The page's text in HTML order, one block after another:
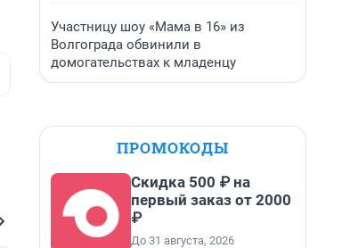
Участницу шоу «Мама в 16» из
Волгограда обвинили в
домогательствах к младенцу
ПРОМОКОДЫ
Скидка 500 ₽ на
первый заказ от 2000
₽
До 31 августа, 2026